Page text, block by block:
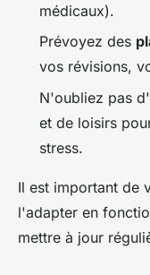
médicaux).
Prévoyez des
vos révisions,
N'oubliez pas
et de loisirs
stress.
Il est important de
l'adapter en
mettre à jour